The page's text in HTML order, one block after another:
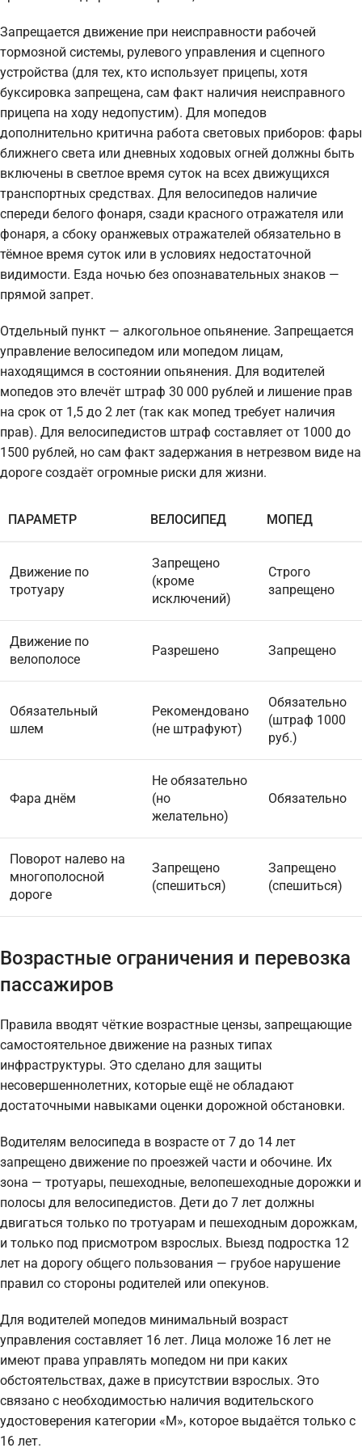
Запрещается движение при неисправности рабочей
тормозной системы, рулевого управления и сцепного
устройства (для тех, кто использует прицепы, хотя
буксировка запрещена, сам факт наличия неисправного
прицепа на ходу недопустим). Для мопедов
дополнительно критична работа световых приборов: фары
ближнего света или дневных ходовых огней должны быть
включены в светлое время суток на всех движущихся
транспортных средствах. Для велосипедов наличие
спереди белого фонаря, сзади красного отражателя или
фонаря, а сбоку оранжевых отражателей обязательно в
тёмное время суток или в условиях недостаточной
видимости. Езда ночью без опознавательных знаков —
прямой запрет.
Отдельный пункт — алкогольное опьянение. Запрещается
управление велосипедом или мопедом лицам,
находящимся в состоянии опьянения. Для водителей
мопедов это влечёт штраф 30 000 рублей и лишение прав
на срок от 1,5 до 2 лет (так как мопед требует наличия
прав). Для велосипедистов штраф составляет от 1000 до
1500 рублей, но сам факт задержания в нетрезвом виде на
дороге создаёт огромные риски для жизни.
ПАРАМЕТР ВЕЛОСИПЕД МОПЕД
Движение по
тротуару
Запрещено
(кроме
исключений)
Строго
запрещено
Движение по
велополосе
Разрешено Запрещено
Обязательный
шлем
Рекомендовано
(не штрафуют)
Обязательно
(штраф 1000
руб.)
Фара днём
Не обязательно
(но
желательно)
Обязательно
Поворот налево на
многополосной
дороге
Запрещено
(спешиться)
Запрещено
(спешиться)
Возрастные ограничения и перевозка
пассажиров
Правила вводят чёткие возрастные цензы, запрещающие
самостоятельное движение на разных типах
инфраструктуры. Это сделано для защиты
несовершеннолетних, которые ещё не обладают
достаточными навыками оценки дорожной обстановки.
Водителям велосипеда в возрасте от 7 до 14 лет
запрещено движение по проезжей части и обочине. Их
зона — тротуары, пешеходные, велопешеходные дорожки и
полосы для велосипедистов. Дети до 7 лет должны
двигаться только по тротуарам и пешеходным дорожкам,
и только под присмотром взрослых. Выезд подростка 12
лет на дорогу общего пользования — грубое нарушение
правил со стороны родителей или опекунов.
Для водителей мопедов минимальный возраст
управления составляет 16 лет. Лица моложе 16 лет не
имеют права управлять мопедом ни при каких
обстоятельствах, даже в присутствии взрослых. Это
связано с необходимостью наличия водительского
удостоверения категории «М», которое выдаётся только с
16 лет.